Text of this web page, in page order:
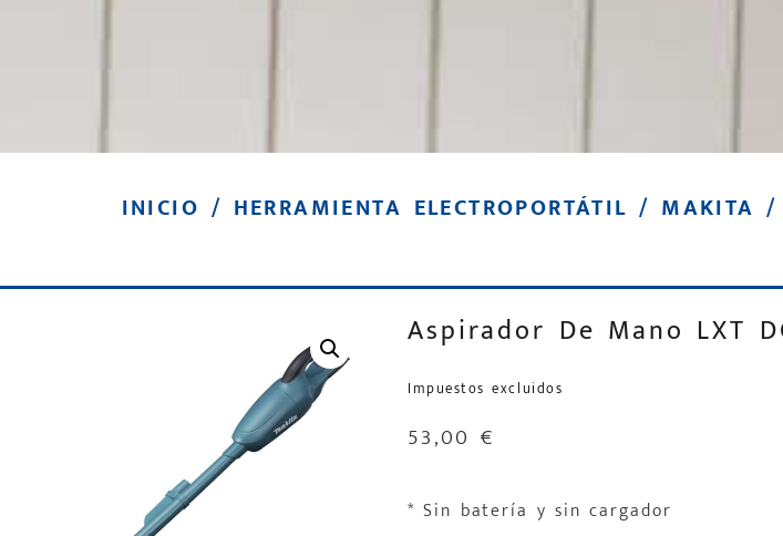
INICIO / HERRAMIENTA ELECTROPORTÁTIL / MAKITA /
Aspirador De Mano LXT
Impuestos excluidos
53,00 €
* Sin batería y sin cargador